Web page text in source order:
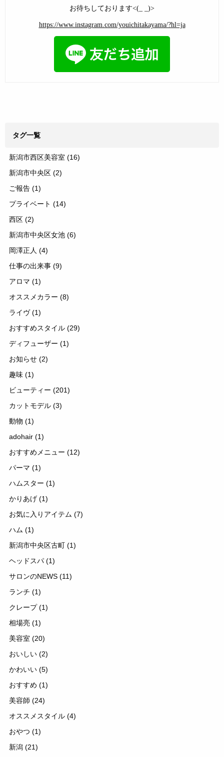
お待ちしております<(_ _)>
https://www.instagram.com/youichitakayama/?hl=ja
タグ一覧
新潟市西区美容室 (16)
新潟市中央区 (2)
ご報告 (1)
プライベート (14)
西区 (2)
新潟市中央区女池 (6)
岡澤正人 (4)
仕事の出来事 (9)
アロマ (1)
オススメカラー (8)
ライヴ(1)
おすすめスタイル (29)
ディフューザー (1)
お知らせ (2)
趣味 (1)
ビューティー (201)
カットモデル (3)
動物 (1)
adohair (1)
おすすめメニュー (12)
パーマ (1)
ハムスター (1)
かりあげ (1)
お気に入りアイテム (7)
ハム (1)
新潟市中央区古町 (1)
ヘッドスパ (1)
サロンのNEWS (11)
ランチ (1)
クレープ(1)
相場亮 (1)
美容室 (20)
おいしい (2)
かわいい (5)
おすすめ (1)
美容師 (24)
オススメスタイル (4)
おやつ (1)
新潟 (21)